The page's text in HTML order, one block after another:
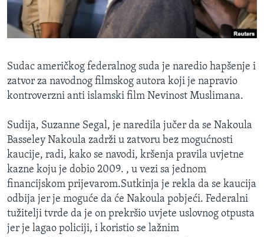
MAGAZIN
O GLASU AMERIKE
Learning English
PRATITE NAS
Jezici
Sudac američkog federalnog suda je naredio hapšenje i
zatvor za navodnog filmskog autora koji je napravio
kontroverzni anti islamski film Nevinost Muslimana.
Sudija, Suzanne Segal, je naredila jučer da se Nakoula
Basseley Nakoula zadrži u zatvoru bez mogućnosti
kaucije, radi, kako se navodi, kršenja pravila uvjetne
kazne koju je dobio 2009. , u vezi sa jednom
financijskom prijevarom.Sutkinja je rekla da se kaucija
odbija jer je moguće da će Nakoula pobjeći. Federalni
tužitelji tvrde da je on prekršio uvjete uslovnog otpusta
jer je lagao policiji, i koristio se lažnim